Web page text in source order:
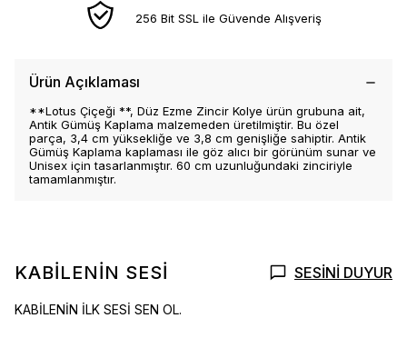
256 Bit SSL ile Güvende Alışveriş
Ürün Açıklaması
**Lotus Çiçeği **, Düz Ezme Zincir Kolye ürün grubuna ait,
Antik Gümüş Kaplama malzemeden üretilmiştir. Bu özel
parça, 3,4 cm yüksekliğe ve 3,8 cm genişliğe sahiptir. Antik
Gümüş Kaplama kaplaması ile göz alıcı bir görünüm sunar ve
Unisex için tasarlanmıştır. 60 cm uzunluğundaki zinciriyle
tamamlanmıştır.
KABİLENİN SESİ SESİNİ DUYUR
KABİLENİN İLK SESİ SEN OL.